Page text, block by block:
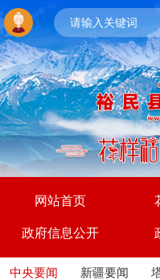
网站首页
政府信息公开
中央要闻 新疆要闻